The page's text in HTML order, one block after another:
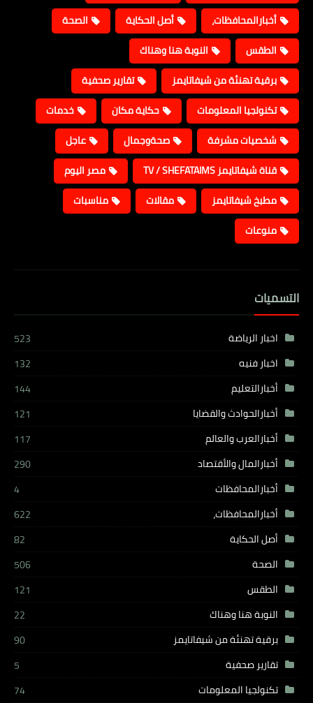
أخبارالمحافظات،
أصل الحكاية
الصحة
الطقس
النوبة هنا وهناك
برقية تهنئة من شيفاتايمز
تقارير صحفية
تكنولجيا المعلومات
حكاية مكان
خدمات
شخصيات مشرفة
صحةوجمال
عاجل
قناة شيفاتايمز TV / SHEFATAIMS
مصر اليوم
مطبخ شيفاتايمز
مقالات
مناسبات
منوعات
التسميات
اخبار الرياضة
523
اخبار فنيه
132
أخبارالتعليم
144
أخبارالحوادث والقضايا
121
أخبارالعرب والعالم
117
أخبارالمال والأقتصاد
290
أخبارالمحافظات
4
أخبارالمحافظات،
622
أصل الحكاية
82
الصحة
506
الطقس
121
النوبة هنا وهناك
22
برقية تهنئة من شيفاتايمز
90
تقارير صحفية
5
تكنولجيا المعلومات
74